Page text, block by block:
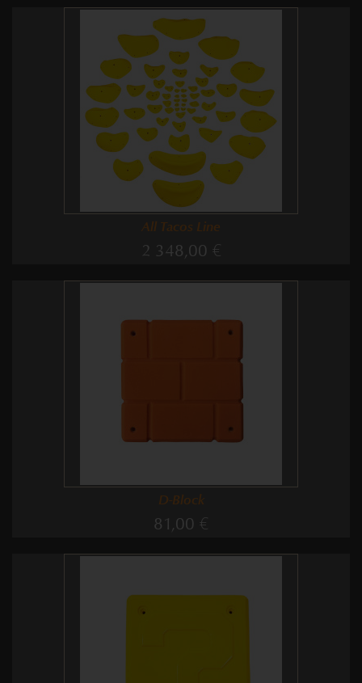
All Tacos Line
2 348,00 €
D-Block
81,00 €